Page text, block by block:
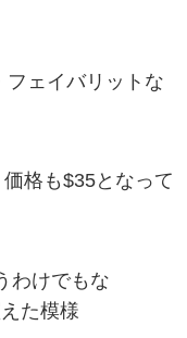
フェイバリットな
格も$35となって
わけでもな
た模様